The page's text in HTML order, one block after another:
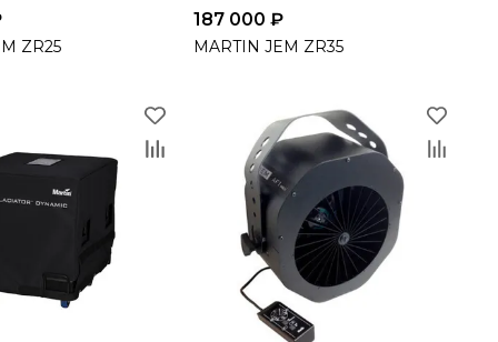
ZR25
187 000 ₽
MARTIN JEM ZR35